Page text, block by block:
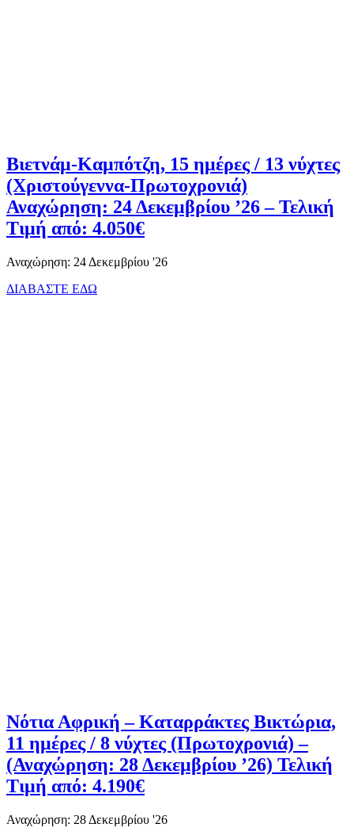
Βιετνάμ-Καμπότζη, 15 ημέρες / 13 νύχτες
(Χριστούγεννα-Πρωτοχρονιά)
Αναχώρηση: 24 Δεκεμβρίου ’26 – Τελική
Τιμή από: 4.050€
Αναχώρηση: 24 Δεκεμβρίου '26
ΔΙΑΒΑΣΤΕ ΕΔΩ
Νότια Αφρική – Καταρράκτες Βικτώρια,
11 ημέρες / 8 νύχτες (Πρωτοχρονιά) –
(Αναχώρηση: 28 Δεκεμβρίου ’26) Τελική
Τιμή από: 4.190€
Αναχώρηση: 28 Δεκεμβρίου '26